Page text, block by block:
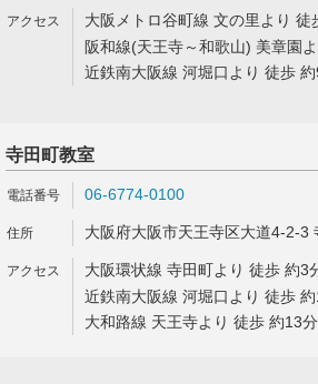
大阪メトロ谷町線 文の里より 徒
阪和線(天王寺～和歌山) 美章園
近鉄南大阪線 河堀口より 徒歩
寺田町教室
06-6774-0100
大阪府大阪市天王寺区大道4-2-3
大阪環状線 寺田町より 徒歩 約3
近鉄南大阪線 河堀口より 徒歩
大和路線 天王寺より 徒歩 約13分